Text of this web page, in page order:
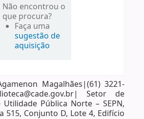
Não encontrou o
que procura?
Faça uma
sugestão de
aquisição
Magalhães|(61) 3221-
Setor de
Utilidade Pública Norte – SEPN,
515, Conjunto D, Lote 4, Edifício